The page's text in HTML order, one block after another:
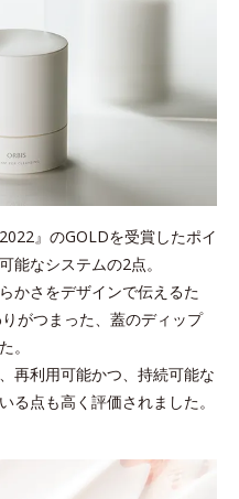
』のGOLDを受賞したポイ
能なシステムの2点。
かさをデザインで伝えるた
がつまった、蓋のディップ
。
再利用可能かつ、持続可能な
る点も高く評価されました。